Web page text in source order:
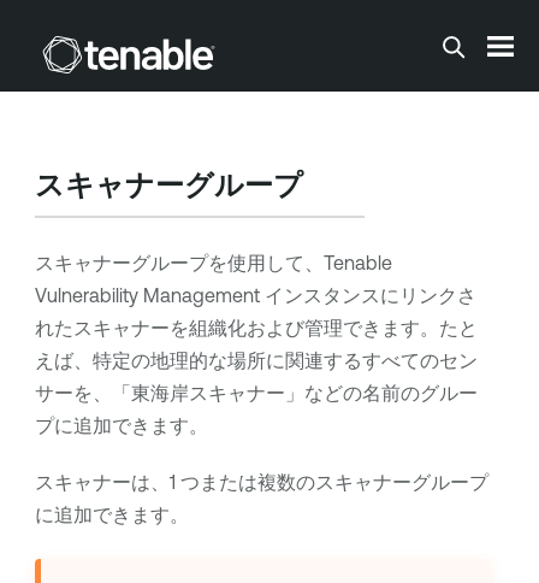
メインコンテンツに移動する
スキャナーグループ
スキャナーグループを使用して、 Tenable
Vulnerability Managementインスタンスにリンクさ
れたスキャナーを組織化および管理できます。たと
えば、特定の地理的な場所に関連するすべてのセン
サーを、「東海岸スキャナー」などの名前のグルー
プに追加できます。
スキャナーは、1 つまたは複数のスキャナーグループ
に追加できます。